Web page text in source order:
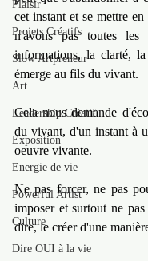
Plaisir
Projets Créatifs
Slow Artpreneur
Art
Leadership Créatif
Exposition
Energie de vie
Powerful Artist
Culture
Dire OUI à la vie
cet instant et se mettre
n'avons pas toutes les
informations, la clarté,
émerge au fils du vivant.
Cela nous demande
du vivant, d'un instant à
oeuvre vivante.
Ne pas forcer, ne pas
imposer et surtout ne
dire, le créer d'une